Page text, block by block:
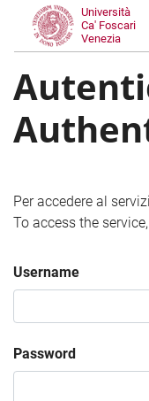
Università
Ca' Foscari
Venezia
Per accedere al
To access the
Username
Password